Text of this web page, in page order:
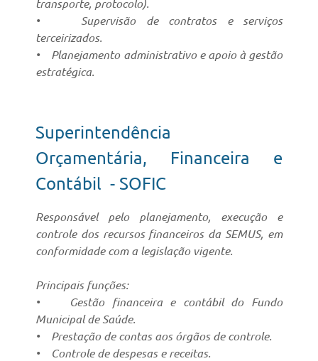
transporte, protocolo).
• Supervisão de contratos e serviços
terceirizados.
• Planejamento administrativo e apoio à gestão
estratégica.
Superintendência
Orçamentária, Financeira e
Contábil - SOFIC
Responsável pelo planejamento, execução e
controle dos recursos financeiros da SEMUS, em
conformidade com a legislação vigente.
Principais funções:
• Gestão financeira e contábil do Fundo
Municipal de Saúde.
• Prestação de contas aos órgãos de controle.
• Controle de despesas e receitas.